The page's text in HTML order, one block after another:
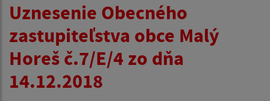
Uznesenie Obecného
zastupiteľstva obce Malý
Horeš č.7/E/4 zo dňa
14.12.2018